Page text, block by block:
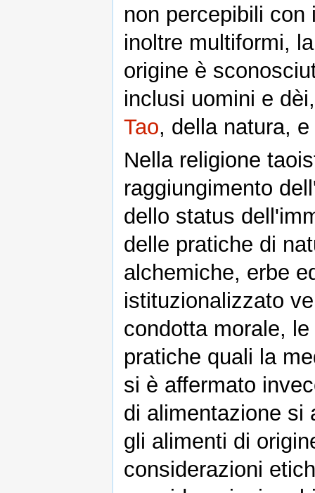
non percepibili
inoltre multiformi,
origine è
inclusi uomini e
Tao, della natura,
Nella religione
raggiungimento
dello status
delle pratiche di
alchemiche, erbe
istituzionalizzato
condotta morale,
pratiche quali la
si è affermato
di alimentazione si
gli alimenti di
considerazioni